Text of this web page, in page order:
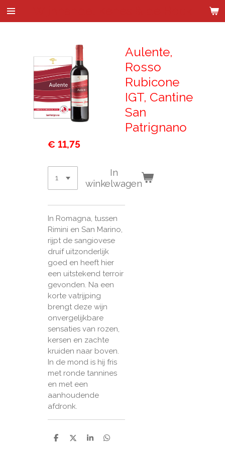
Ga
direct
Aulente,
Rosso
Rubicone
IGT, Cantine
San
Patrignano
€ 11,75
In
winkelwagen
In Romagna, tussen
Rimini en San Marino,
rijpt de sangiovese
druif uitzonderlijk
goed en heeft hier
een uitstekend terroir
gevonden. Na een
korte vatrijping
brengt deze wijn
onvergelijkbare
sensaties van rozen,
kersen en zachte
kruiden naar boven.
In de mond is hij fris
met ronde tannines
en met een
aanhoudende
afdronk.
D
D
S
D